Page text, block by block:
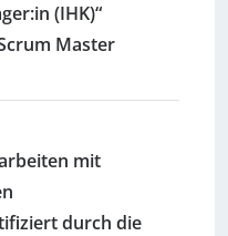
(IHK)“
Master
mit
durch die